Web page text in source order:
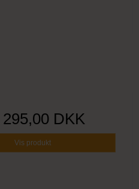
295,00 DKK
Vis produkt